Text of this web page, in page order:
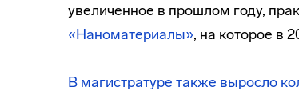
увеличенное в прошлом году,
«Наноматериалы», на которое в
В магистратуре также выросло